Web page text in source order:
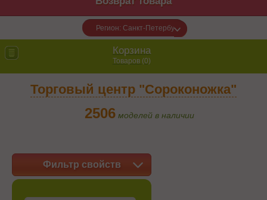
Регион: Санкт-Петербург
Корзина
Товаров (0)
Торговый центр "Сороконожка"
2506 моделей в наличии
Фильтр свойств